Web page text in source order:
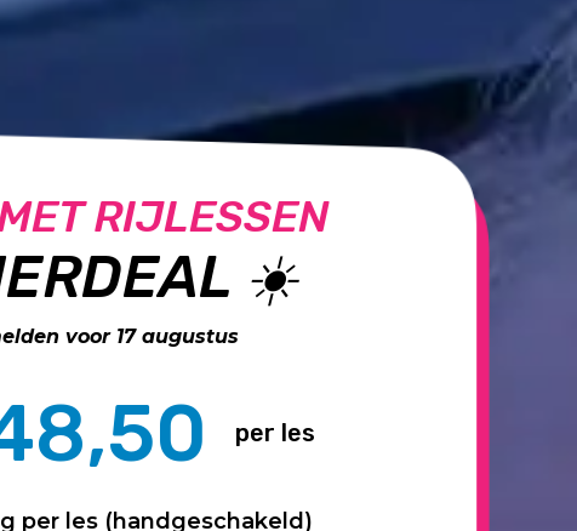
RIJLESSEN
☀️
voor 17 augustus
per les
per les (handgeschakeld)